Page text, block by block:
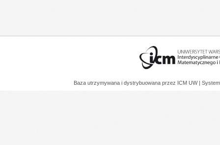
Baza utrzymywana i dystrybuowana przez ICM UW |